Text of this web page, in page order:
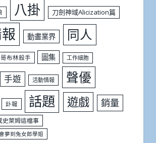
八掛 刀劍神域Alicization篇
動畫業界 同人
哥布林殺手 圖集 工作細胞
手遊 活動情報 聲優
訃報 話題 遊戲 銷量
史萊姆這檔事
夢到兔女郎學姐